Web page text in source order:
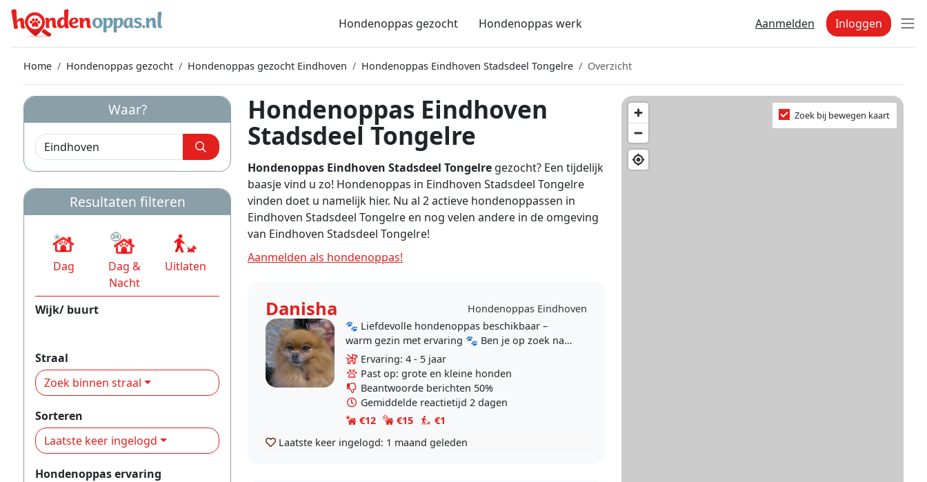
Hondenoppas gezocht Hondenoppas werk Aanmelden Inloggen
Home Hondenoppas gezocht Hondenoppas gezocht Eindhoven Hondenoppas Eindhoven Stadsdeel Tongelre Overzicht
Hondenoppas Eindhoven
Stadsdeel Tongelre
Hondenoppas Eindhoven Stadsdeel Tongelre gezocht? Een tijdelijk
baasje vind u zo! Hondenoppas in Eindhoven Stadsdeel Tongelre
vinden doet u namelijk hier. Nu al 2 actieve hondenoppassen in
Eindhoven Stadsdeel Tongelre en nog velen andere in de omgeving
van Eindhoven Stadsdeel Tongelre!
Aanmelden als hondenoppas!
Danisha
Hondenoppas Eindhoven
🐾 Liefdevolle hondenoppas beschikbaar –
warm gezin met ervaring 🐾 Ben je op zoek naar
een betrouwbare en liefdevolle plek voor jouw..
Ervaring: 4 - 5 jaar
Past op: grote en kleine honden
Beantwoorde berichten 50%
Gemiddelde reactietijd 2 dagen
€12
€15
€1
Laatste keer ingelogd: 1 maand geleden
Zoek bij bewegen kaart
Waar?
Resultaten filteren
Dag
Dag &
Nacht
Uitlaten
Wijk/ buurt
Straal
Zoek binnen straal
Sorteren
Laatste keer ingelogd
Hondenoppas ervaring